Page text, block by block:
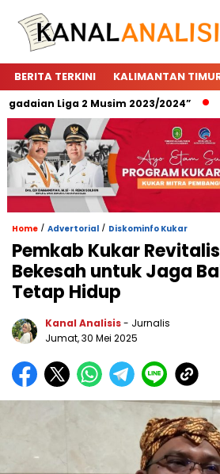
BERITA TERKINI KALIMANTAN
Liga 2 Musim 2023/2024”
Home / Advertorial / Diskominfo Kukar
Pemkab Kukar
Bekesah untuk Jaga
Tetap Hidup
Kanal Analisis- Jurnalis
Jumat, 30 Mei 2025